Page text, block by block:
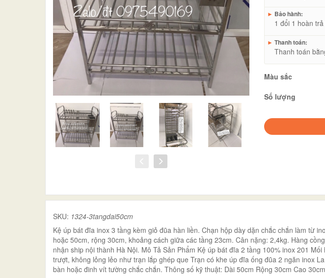
► Bảo hành:
1 đổi 1 hoàn
► Thanh toán:
Thanh toán
Màu sắc
Số lượng
SKU: 1324-3tangdai50cm
Kệ úp bát đĩa inox 3 tầng kèm giỏ đũa hàn liền. Chạn hộp dày dặn chắc chắn làm từ
hoặc 50cm, rộng 30cm, khoảng cách giữa các tầng 23cm. Cân nặng: 2,4kg. Hàng
nhận ship nội thành Hà Nội. Mô Tả Sản Phẩm Kệ úp bát đĩa 2 tầng 100% inox 201
trượt, không lỏng lẻo như trạn lắp ghép que Trạn có khe úp đĩa ống đũa 2 ngăn inox
bàn hoặc đinh vít tường chắc chắn. Thông số kỹ thuật: Dài 50cm Rộng 30cm Cao